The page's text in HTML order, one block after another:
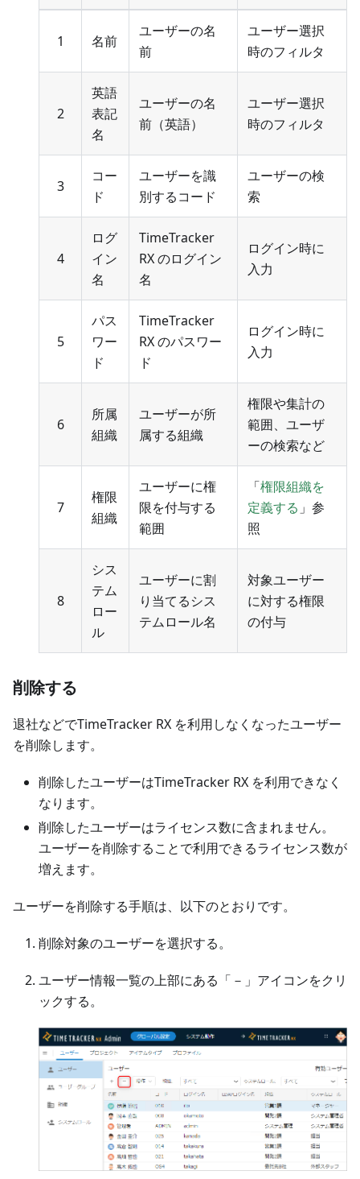
1 名前
ユーザーの名
前
ユーザー選択
時のフィルタ
2
英語
表記
名
ユーザーの名
前（英語）
ユーザー選択
時のフィルタ
3
コー
ド
ユーザーを識
別するコード
ユーザーの検
索
4
ログ
イン
名
TimeTracker
RX のログイン
名
ログイン時に
入力
5
パス
ワー
ド
TimeTracker
RX のパスワー
ド
ログイン時に
入力
6
所属
組織
ユーザーが所
属する組織
権限や集計の
範囲、ユーザ
ーの検索など
7
権限
組織
ユーザーに権
限を付与する
範囲
「権限組織を
定義する 」参
照
8
シス
テム
ロー
ル
ユーザーに割
り当てるシス
テムロール名
対象ユーザー
に対する権限
の付与
削除する
退社などでTimeTracker RX を利用しなくなったユーザー
を削除します。
削除したユーザーはTimeTracker RX を利用できなく
なります。
削除したユーザーはライセンス数に含まれません。
ユーザーを削除することで利用できるライセンス数が
増えます。
ユーザーを削除する手順は、以下のとおりです。
削除対象のユーザーを選択する。
ユーザー情報一覧の上部にある「－」アイコンをクリ
ックする。